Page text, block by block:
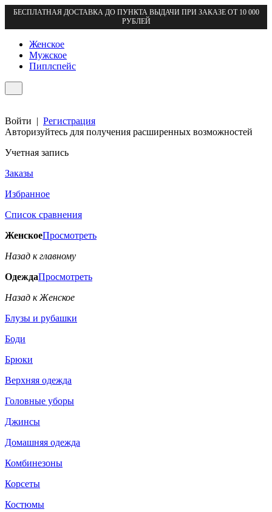
БЕСПЛАТНАЯ ДОСТАВКА ДО ПУНКТА ВЫДАЧИ ПРИ ЗАКАЗЕ ОТ 10 000
РУБЛЕЙ
Женское
Мужское
Пиплспейс
Войти | Регистрация
Авторизуйтесь для получения расширенных возможностей
Учетная запись
Заказы
Избранное
Список сравнения
ЖенскоеПросмотреть
Назад к главному
ОдеждаПросмотреть
Назад к Женское
Блузы и рубашки
Боди
Брюки
Верхняя одежда
Головные уборы
Джинсы
Домашняя одежда
Комбинезоны
Корсеты
Костюмы